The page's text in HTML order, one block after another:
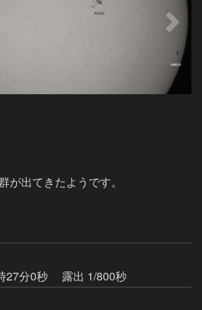
が出てきたようです。
27分0秒
露出 1/800秒